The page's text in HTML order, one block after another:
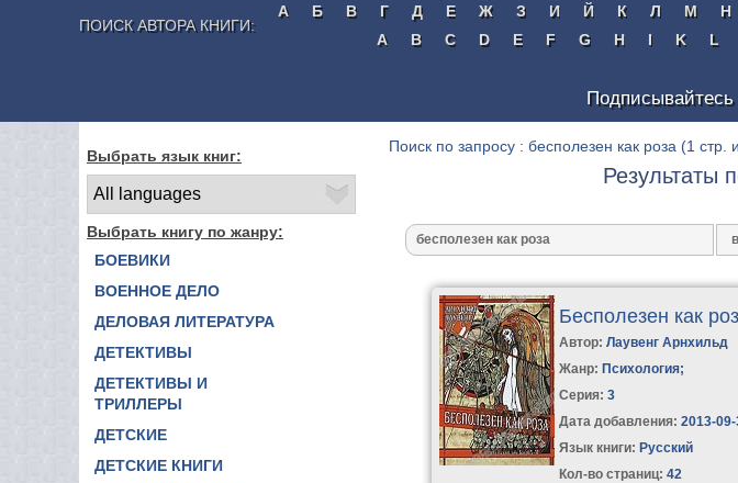
ПОИСК АВТОРА КНИГИ:
А Б В Г Д Е Ж З И Й К Л М Н
A
B C D E F G H I K L
Подписывайтесь
Выбрать язык книг:
Выбрать книгу по жанру:
БОЕВИКИ
ВОЕННОЕ ДЕЛО
ДЕЛОВАЯ ЛИТЕРАТУРА
ДЕТЕКТИВЫ
ДЕТЕКТИВЫ И
ТРИЛЛЕРЫ
ДЕТСКИЕ
ДЕТСКИЕ КНИГИ
Поиск по запросу : бесполезен как роза (1 стр.
Результаты
Бесполезен как
Автор:Лаувенг Арнхильд
Жанр: Психология;
Серия:3
Дата добавления: 2013-
Язык книги: Русский
Кол-во страниц: 42